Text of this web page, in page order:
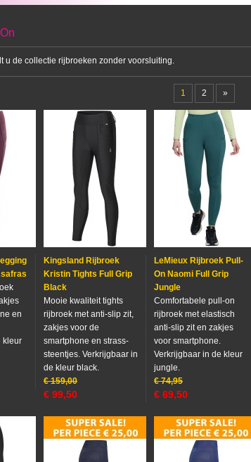
u de collectie rijbroeken zonder voorsluiting.
1 2 »
en
kleur
Kingsland Rijbroek
Kristin Tights Full Grip
Black
Mooie kwaliteit tights
rijbroek met anti-slip zit,
zakjes voor de
smartphone en strass-
steentjes. Verkrijgbaar in
de kleur black.
€ 159,00
€ 99,50
LeMieux Rijbroek Pull-
On Naomi Full Grip
Jungle
Comfortabele pull-on
rijbroek met elastisch
anti-slip zit en zakjes
voor smartphone.
Verkrijgbaar in de kleur
jungle.
€ 74,95
€ 69,50